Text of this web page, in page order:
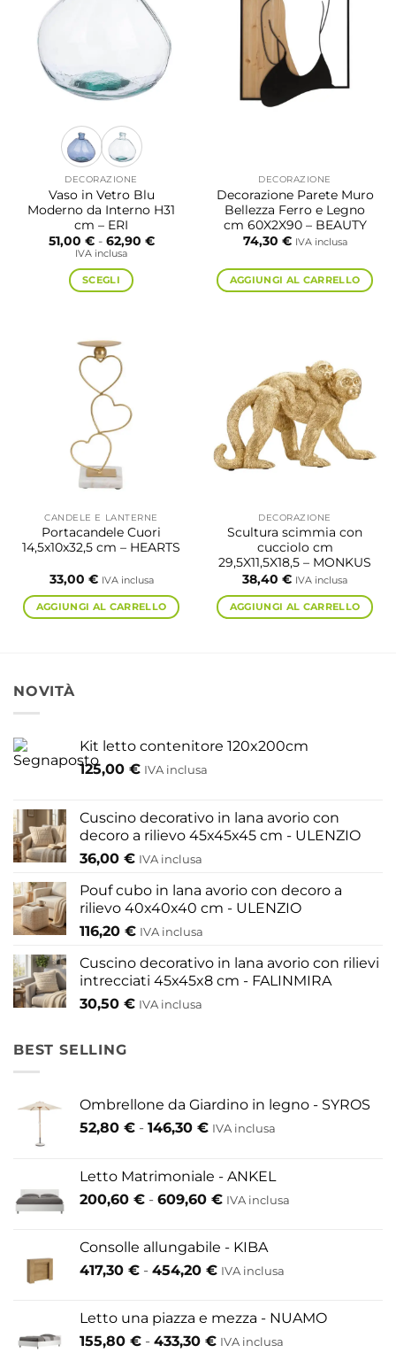
DECORAZIONE
Vaso in Vetro Blu
Moderno da Interno H31
cm – ERI
51,00 € - 62,90 €Fascia
IVA inclusa
SCEGLI
ha
più
varianti.
Le
opzioni
possono
essere
scelte
nella
del
prodotto
DECORAZIONE
Decorazione Parete Muro
Bellezza Ferro e Legno
cm 60X2X90 – BEAUTY
74,30 € IVA inclusa
AGGIUNGI AL CARRELLO
CANDELE E LANTERNE
Portacandele Cuori
14,5x10x32,5 cm – HEARTS
33,00 € IVA inclusa
AGGIUNGI AL CARRELLO
DECORAZIONE
Scultura scimmia con
cucciolo cm
29,5X11,5X18,5 – MONKUS
38,40 € IVA inclusa
AGGIUNGI AL CARRELLO
NOVITÀ
Kit letto contenitore 120x200cm
125,00 € IVA inclusa
Cuscino decorativo in lana avorio con
decoro a rilievo 45x45x45 cm - ULENZIO
36,00 € IVA inclusa
Pouf cubo in lana avorio con decoro a
rilievo 40x40x40 cm - ULENZIO
116,20 € IVA inclusa
Cuscino decorativo in lana avorio con rilievi
intrecciati 45x45x8 cm - FALINMIRA
30,50 € IVA inclusa
BEST SELLING
Ombrellone da Giardino in legno - SYROS
52,80 € - 146,30 €Fascia
da
52,80 €
146,30 €
IVA inclusa
Letto Matrimoniale - ANKEL
200,60 € - 609,60 €Fascia
da
200,60 €
609,60 €
IVA inclusa
Consolle allungabile - KIBA
417,30 € - 454,20 €Fascia
da
417,30 €
IVA inclusa
Letto una piazza e mezza - NUAMO
155,80 € - 433,30 €Fascia
IVA inclusa